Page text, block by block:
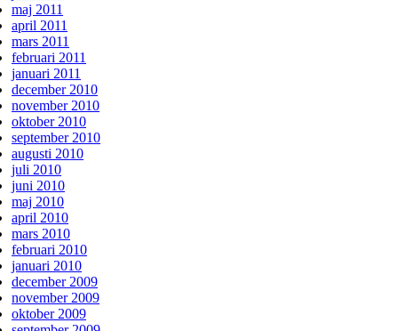
maj 2011
april 2011
mars 2011
februari 2011
januari 2011
december 2010
november 2010
oktober 2010
september 2010
augusti 2010
juli 2010
juni 2010
maj 2010
april 2010
mars 2010
februari 2010
januari 2010
december 2009
november 2009
oktober 2009